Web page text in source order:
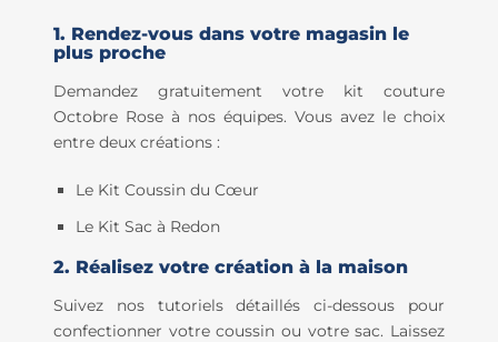
1. Rendez-vous dans votre magasin le
plus proche
Demandez gratuitement votre kit couture
Octobre Rose à nos équipes. Vous avez le choix
entre deux créations :
Le Kit Coussin du Cœur
Le Kit Sac à Redon
2. Réalisez votre création à la maison
Suivez nos tutoriels détaillés ci-dessous pour
confectionner votre coussin ou votre sac. Laissez